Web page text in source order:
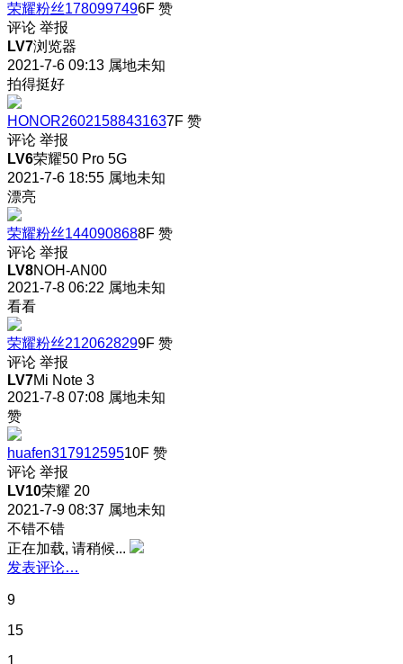
荣耀粉丝1780997496F 赞
评论 举报
LV7浏览器
2021-7-6 09:13 属地未知
拍得挺好
HONOR26021588431637F 赞
评论 举报
LV6荣耀50 Pro 5G
2021-7-6 18:55 属地未知
漂亮
荣耀粉丝1440908688F 赞
评论 举报
LV8NOH-AN00
2021-7-8 06:22 属地未知
看看
荣耀粉丝2120628299F 赞
评论 举报
LV7Mi Note 3
2021-7-8 07:08 属地未知
赞
huafen31791259510F 赞
评论 举报
LV10荣耀 20
2021-7-9 08:37 属地未知
不错不错
正在加载, 请稍候...
发表评论…
9
15
1